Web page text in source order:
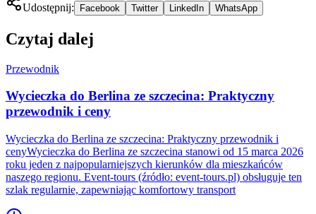
Udostępnij: Facebook Twitter LinkedIn WhatsApp
Czytaj dalej
Przewodnik
Wycieczka do Berlina ze szczecina: Praktyczny
przewodnik i ceny
Wycieczka do Berlina ze szczecina: Praktyczny przewodnik i
cenyWycieczka do Berlina ze szczecina stanowi od 15 marca 2026
roku jeden z najpopularniejszych kierunków dla mieszkańców
naszego regionu. Event-tours (źródło: event-tours.pl) obsługuje ten
szlak regularnie, zapewniając komfortowy transport